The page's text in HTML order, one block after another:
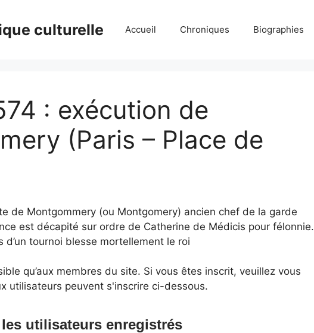
culturelle Accueil Chroniques Biographies
: exécution de
(Paris – Place de
de Montgommery (ou Montgomery) ancien chef de la garde
est décapité sur ordre de Catherine de Médicis pour félonnie.
d’un tournoi blesse mortellement le roi
qu’aux membres du site. Si vous êtes inscrit, veuillez vous
utilisateurs peuvent s'inscrire ci-dessous.
utilisateurs enregistrés